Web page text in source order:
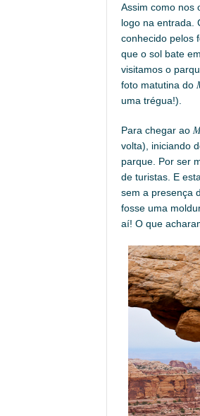
Assim como nos
logo na entrada.
conhecido pelos
que o sol bate
visitamos o
foto matutina do
uma trégua!).
Para chegar ao
volta), iniciando
parque. Por ser
de turistas. E
sem a presença
fosse uma
aí! O que